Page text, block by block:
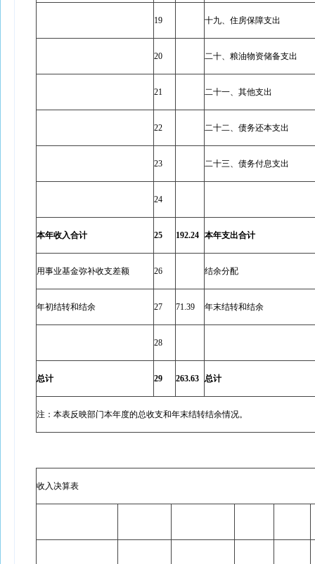
19 十九、住房保障支出
20 二十、粮油物资储备支出
21 二十一、其他支出
22 二十二、债务还本支出
23 二十三、债务付息支出
24
本年收入合计 25 192.24 本年支出合计
用事业基金弥补收支差额 26 结余分配
年初结转和结余 27 71.39 年末结转和结余
28
总计 29 263.63 总计
注：本表反映部门本年度的总收支和年末结转结余情况。
收入决算表